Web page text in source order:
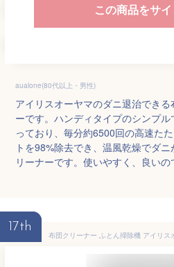
この商品をサ
aualone(80代以上・男性)
アイリスオーヤマのダニ退治でき
ーです。ハンディタイプのシンプ
っており、毎分約6500回の高速た
トを98%除去でき、温風乾燥でダ
リーナーです。使いやすく、良いの
17th